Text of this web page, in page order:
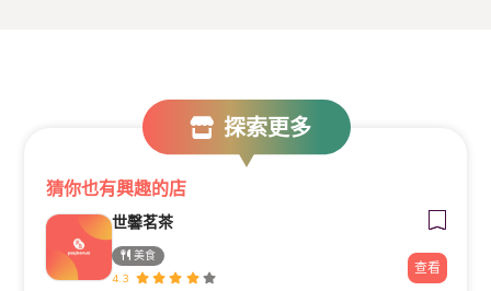
探索更多
猜你也有興趣的店
世馨茗茶
美食
4.3
查看